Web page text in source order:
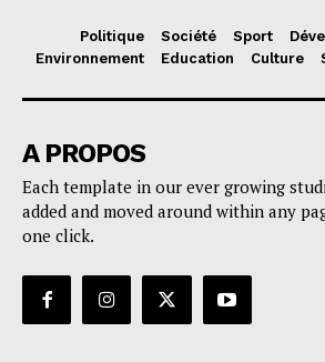
Politique Société Sport
Environnement
Education Culture
A PROPOS
Each template in our ever growing
added and moved around within any
one click.